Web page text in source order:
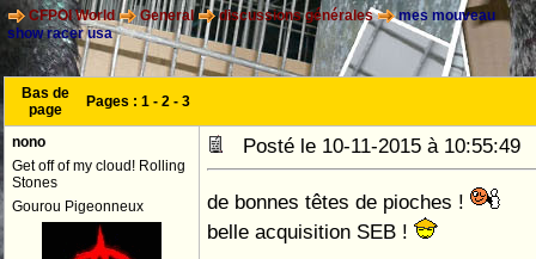
CFPOI World General discussions générales
mes mouveau
show racer usa
Bas de
page
Pages : 1 - 2 - 3
nono
Get off of my cloud! Rolling
Stones
Gourou Pigeonneux
Posté le 10-11-2015 à
de bonnes têtes de pioches !
belle acquisition SEB !